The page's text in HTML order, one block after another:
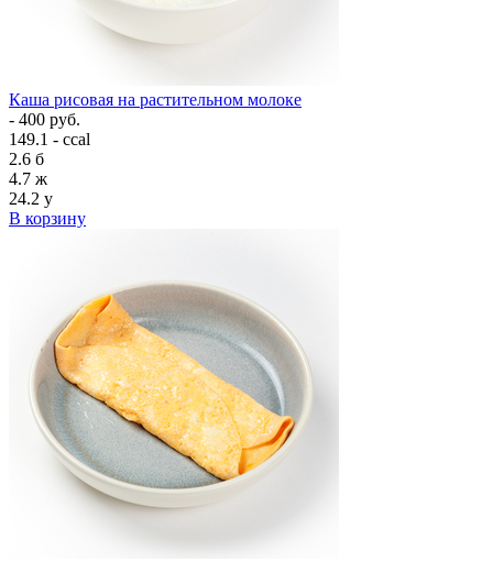
Каша рисовая на растительном молоке
- 400 руб.
149.1 - ccal
2.6 б
4.7 ж
24.2 у
В корзину